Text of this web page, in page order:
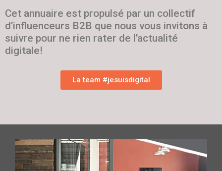
Cet annuaire est propulsé par un collectif
d’influenceurs B2B que nous vous invitons à
suivre pour ne rien rater de l’actualité
digitale!
La team #jesuisdigital